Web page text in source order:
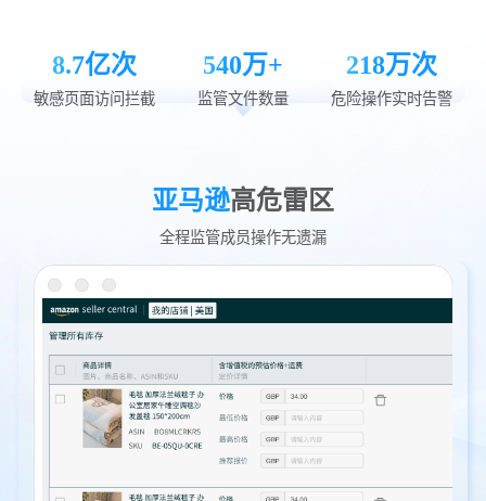
8.7亿次
敏感页面访问拦截
540万+
监管文件数量
218万次
危险操作实时告警
亚马逊高危雷区
全程监管成员操作无遗漏